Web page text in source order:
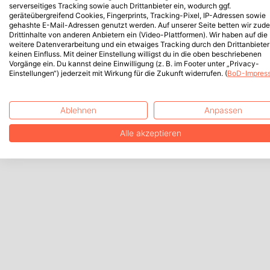
serverseitiges Tracking sowie auch Drittanbieter ein, wodurch ggf.
geräteübergreifend Cookies, Fingerprints, Tracking-Pixel, IP-Adressen sowie
gehashte E-Mail-Adressen genutzt werden. Auf unserer Seite betten wir
Drittinhalte von anderen Anbietern ein (Video-Plattformen). Wir haben auf die
weitere Datenverarbeitung und ein etwaiges Tracking durch den Drittanbieter
keinen Einfluss. Mit deiner Einstellung willigst du in die oben beschriebenen
Vorgänge ein. Du kannst deine Einwilligung (z. B. im Footer unter „Privacy-
Einstellungen“) jederzeit mit Wirkung für die Zukunft widerrufen. (BoD-
Ablehnen Anpassen
Alle akzeptieren